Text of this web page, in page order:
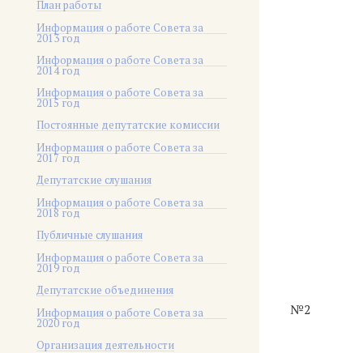
План работы
Информация о работе Совета за
2013 год
Информация о работе Совета за
2014 год
Информация о работе Совета за
2015 год
Постоянные депутатские комиссии
Информация о работе Совета за
2017 год
Депутатские слушания
Информация о работе Совета за
2018 год
Публичные слушания
Информация о работе Совета за
2019 год
Депутатские объединения
Информация о работе Совета за
2020 год
Организация деятельности
№2